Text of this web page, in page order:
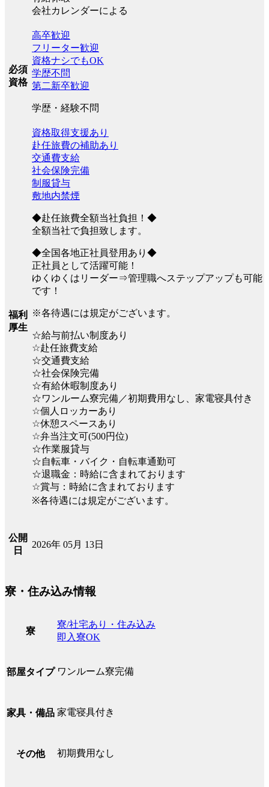
会社カレンダーによる
必須
資格
高卒歓迎
フリーター歓迎
資格ナシでもOK
学歴不問
第二新卒歓迎
学歴・経験不問
福利
厚生
資格取得支援あり
赴任旅費の補助あり
交通費支給
社会保険完備
制服貸与
敷地内禁煙
◆赴任旅費全額当社負担！◆
全額当社で負担致します。
◆全国各地正社員登用あり◆
正社員として活躍可能！
ゆくゆくはリーダー⇒管理職へステップアップも可能
です！
※各待遇には規定がございます。
☆給与前払い制度あり
☆赴任旅費支給
☆交通費支給
☆社会保険完備
☆有給休暇制度あり
☆ワンルーム寮完備／初期費用なし、家電寝具付き
☆個人ロッカーあり
☆休憩スペースあり
☆弁当注文可(500円位)
☆作業服貸与
☆自転車・バイク・自転車通勤可
☆退職金：時給に含まれております
☆賞与：時給に含まれております
※各待遇には規定がございます。
公開
日
2026年 05月 13日
寮・住み込み情報
寮
寮/社宅あり・住み込み
即入寮OK
部屋タイプ ワンルーム寮完備
家具・備品 家電寝具付き
その他 初期費用なし